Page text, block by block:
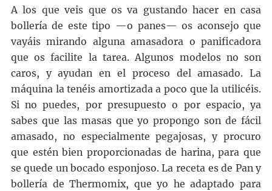
A los que veis que os va gustando hacer en casa
bollería de este tipo —o panes— os aconsejo que
vayáis mirando alguna amasadora o panificadora
que os facilite la tarea. Algunos modelos no son
caros, y ayudan en el proceso del amasado. La
máquina la tenéis amortizada a poco que la utilicéis.
Si no puedes, por presupuesto o por espacio, ya
sabes que las masas que yo propongo son de fácil
amasado, no especialmente pegajosas, y procuro
que estén bien proporcionadas de harina, para que
se quede un bocado esponjoso. La receta es de Pan y
bollería de Thermomix, que yo he adaptado para